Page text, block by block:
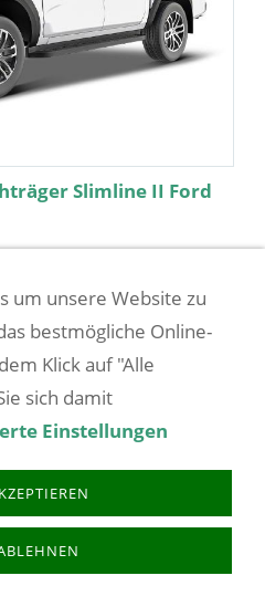
Slimline II Ford
passt auf Ford
(2012 - heute) und
einen
Fußrelings, um die
EUR(incl. 19% USt. zzgl.
Versandkosten)
um unsere Website zu
bestmögliche Online-
Klick auf "Alle
sich damit
Einstellungen